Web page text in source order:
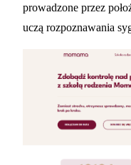
prowadzone przez
uczą rozpoznawania